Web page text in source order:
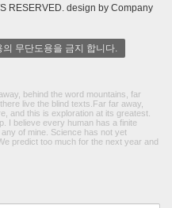
RESERVED. design by Company
무단도용을 금지 합니다.
behind the word mountains, far
live the blind texts.Far far away,
and this is exploration at its greatest.
I believe every human has a finite
of mine. Science has not yet
predict too much for the next year and